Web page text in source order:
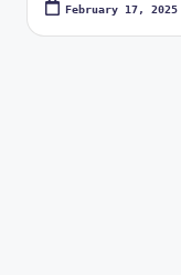
February 17, 2025